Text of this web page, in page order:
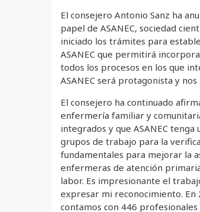
El consejero Antonio Sanz ha
papel de ASANEC, sociedad
iniciado los trámites para
ASANEC que permitirá
todos los procesos en los que
ASANEC será protagonista y
El consejero ha continuado
enfermería familiar y
integrados y que ASANEC
grupos de trabajo para la
fundamentales para mejorar la
enfermeras de atención
labor. Es impresionante el
expresar mi reconocimiento. En
contamos con 446